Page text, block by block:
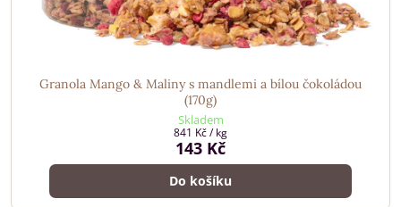
Granola Mango & Maliny s mandlemi a bílou čokoládou
(170g)
Skladem
143 Kč
841 Kč/ kg
Do košíku